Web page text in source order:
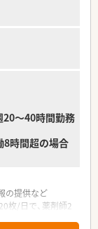
導入していま
興味があれば調剤
方箋枚数が1日
っかりと時間を
商材の提案もし
なりたい方
剤師としての幅を
20～40時間勤務
8時間超の場合
の提供など
枚/日で、薬剤師2